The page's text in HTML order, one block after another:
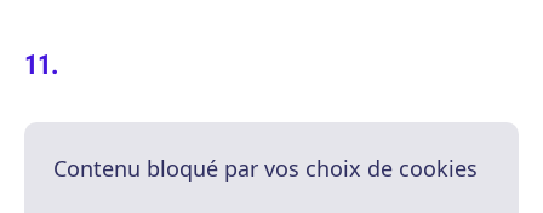
Contenu bloqué par vos choix de cookies